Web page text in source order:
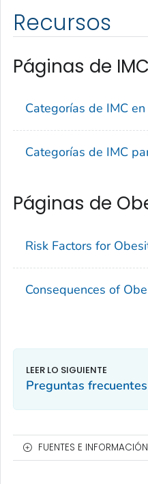
Recursos
Páginas de IMC
Categorías de IMC
Categorías de IMC
Páginas de
Risk Factors for
Consequences of
Preguntas frecuentes
FUENTES E